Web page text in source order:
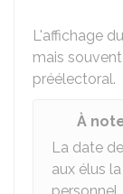
L'affichage
mais
préélectoral.
À
La date
aux élus